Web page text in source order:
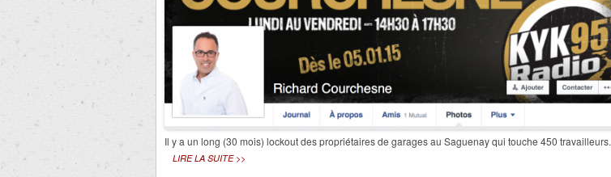
Il y a un long (30 mois) lockout des propriétaires de garages au Saguenay qui touche 450 travailleurs.
LIRE LA SUITE >>